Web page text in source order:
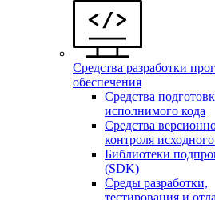
Средства разработки
обеспечения
Средства
исполнимого кода
Средства
контроля
Библиотеки
(SDK)
Среды разработки,
тестирования и